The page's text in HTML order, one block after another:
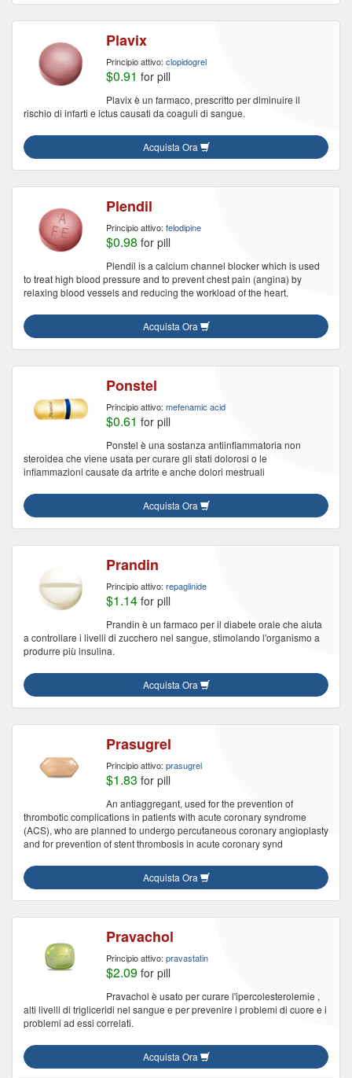
Plavix
Principio attivo: clopidogrel
$0.91 for pill
Plavix è un farmaco, prescritto per diminuire il
rischio di infarti e ictus causati da coaguli di sangue.
Acquista Ora
Plendil
Principio attivo: felodipine
$0.98 for pill
Plendil is a calcium channel blocker which is used
to treat high blood pressure and to prevent chest pain (angina) by
relaxing blood vessels and reducing the workload of the heart.
Acquista Ora
Ponstel
Principio attivo: mefenamic acid
$0.61 for pill
Ponstel è una sostanza antiinfiammatoria non
steroidea che viene usata per curare gli stati dolorosi o le
infiammazioni causate da artrite e anche dolori mestruali
Acquista Ora
Prandin
Principio attivo: repaglinide
$1.14 for pill
Prandin è un farmaco per il diabete orale che aiuta
a controllare i livelli di zucchero nel sangue, stimolando l'organismo a
produrre più insulina.
Acquista Ora
Prasugrel
Principio attivo: prasugrel
$1.83 for pill
An antiaggregant, used for the prevention of
thrombotic complications in patients with acute coronary syndrome
(ACS), who are planned to undergo percutaneous coronary angioplasty
and for prevention of stent thrombosis in acute coronary synd
Acquista Ora
Pravachol
Principio attivo: pravastatin
$2.09 for pill
Pravachol è usato per curare l'ipercolesterolemie ,
alti livelli di trigliceridi nel sangue e per prevenire i problemi di cuore e i
problemi ad essi correlati.
Acquista Ora